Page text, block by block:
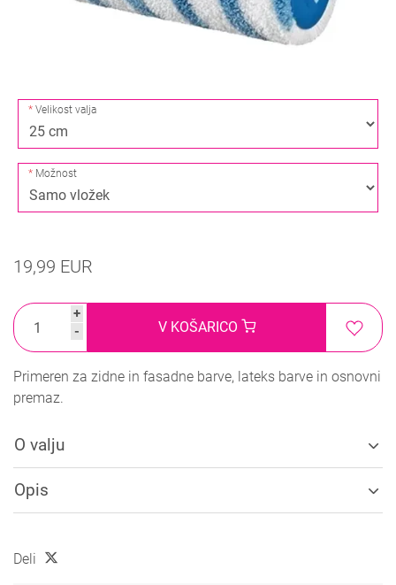
Velikost valja
Možnost
19,99 EUR
+
-
V KOŠARICO
Primeren za zidne in fasadne barve, lateks barve in osnovni
premaz.
O valju
Opis
Deli